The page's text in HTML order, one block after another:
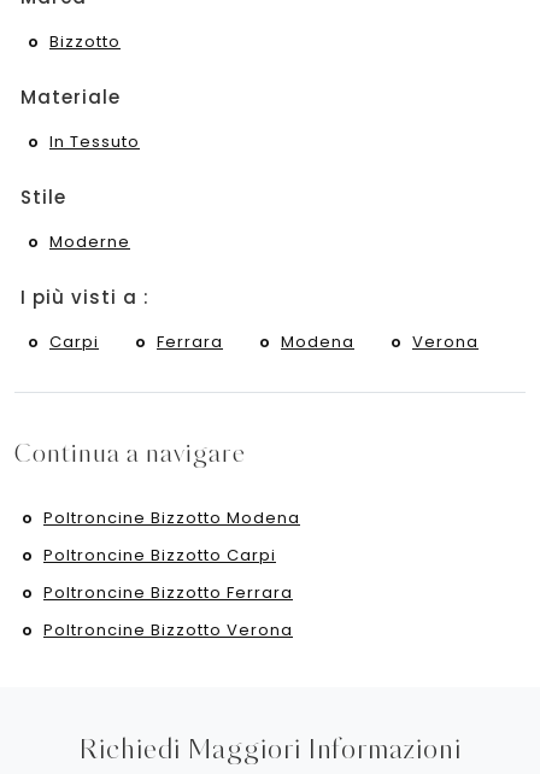
Bizzotto
Materiale
In Tessuto
Stile
Moderne
I più visti a :
Carpi Ferrara Modena Verona
Continua a navigare
Poltroncine Bizzotto Modena
Poltroncine Bizzotto Carpi
Poltroncine Bizzotto Ferrara
Poltroncine Bizzotto Verona
Richiedi Maggiori Informazioni